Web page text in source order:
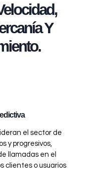
Y
el sector de
y progresivos,
llamadas en el
clientes o usuarios